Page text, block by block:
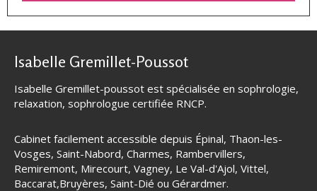
Isabelle Gremillet-Poussot
Isabelle Gremillet-poussot est spécialisée en sophrologie,
relaxation, sophrologue certifiée RNCP.
Cabinet facilement accessible depuis Épinal, Thaon-les-
Vosges, Saint-Nabord, Charmes, Rambervillers,
Remiremont, Mirecourt, Vagney, Le Val-d'Ajol, Vittel,
Baccarat,Bruyères, Saint-Dié ou Gérardmer.